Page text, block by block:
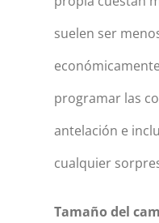
suelen ser
programar las
antelación e
cualquier
Tamaño del